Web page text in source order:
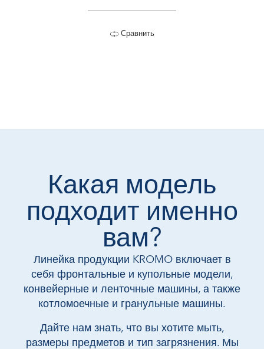
Сравнить
Какая модель
подходит именно
вам?
Линейка продукции KROMO включает в
себя фронтальные и купольные модели,
конвейерные и ленточные машины, а также
котломоечные и гранульные машины.
Дайте нам знать, что вы хотите мыть,
размеры предметов и тип загрязнения. Мы